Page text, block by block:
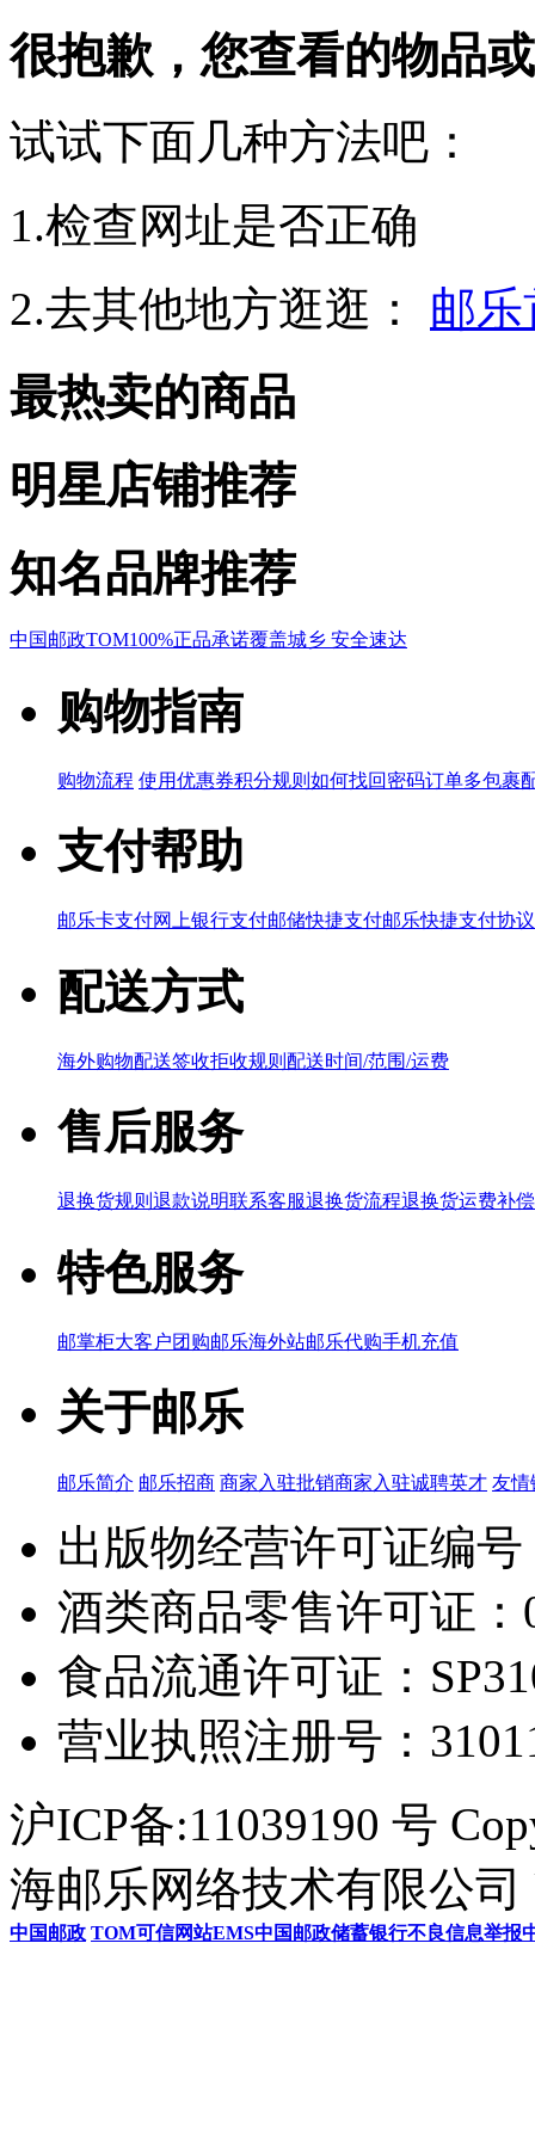
很抱歉，您查看的物品
试试下面几种方法吧：
1.检查网址是否正确
2.去其他地方逛逛：
邮
最热卖的商品
明星店铺推荐
知名品牌推荐
中国邮政TOM100%正品承诺覆盖城乡 安全速达
购物指南
购物流程 使用优惠券积分规则 如何找回密码订单多包裹
支付帮助
邮乐卡支付网上银行支付邮储快捷支付邮乐快捷支付协议
配送方式
海外购物配送签收拒收规则 配送时间/范围/运费
售后服务
退换货规则 退款说明联系客服退换货流程退换货运费补
特色服务
邮掌柜大客户团购邮乐海外站邮乐代购手机充值
关于邮乐
邮乐简介 邮乐招商 商家入驻批销商家入驻诚聘英才 友情
出版物经营许可证编
酒类商品零售许可证：
食品流通许可证：
营业执照注册号：
沪ICP备:11039190 号
海邮乐网络技术有限公司
中国邮政 TOM可信网站EMS中国邮政储蓄银行不良信息举报